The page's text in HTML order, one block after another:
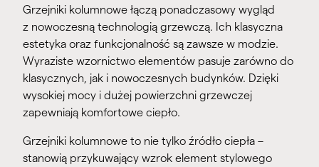
Grzejniki kolumnowe łączą ponadczasowy wygląd
z nowoczesną technologią grzewczą. Ich klasyczna
estetyka oraz funkcjonalność są zawsze w modzie.
Wyraziste wzornictwo elementów pasuje zarówno do
klasycznych, jak i nowoczesnych budynków. Dzięki
wysokiej mocy i dużej powierzchni grzewczej
zapewniają komfortowe ciepło.
Grzejniki kolumnowe to nie tylko źródło ciepła –
stanowią przykuwający wzrok element stylowego